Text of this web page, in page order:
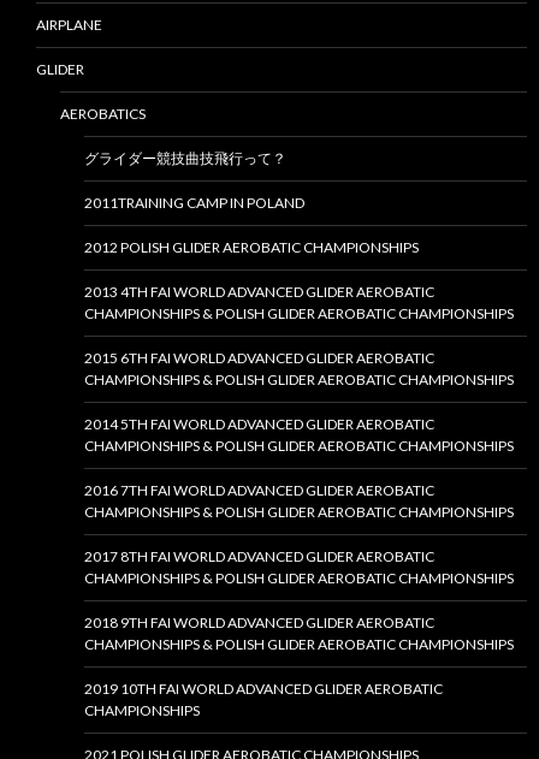
AIRPLANE
GLIDER
AEROBATICS
グライダー競技曲技飛行って？
2011TRAINING CAMP IN POLAND
2012 POLISH GLIDER AEROBATIC CHAMPIONSHIPS
2013 4TH FAI WORLD ADVANCED GLIDER AEROBATIC
CHAMPIONSHIPS & POLISH GLIDER AEROBATIC CHAMPIONSHIPS
2015 6TH FAI WORLD ADVANCED GLIDER AEROBATIC
CHAMPIONSHIPS & POLISH GLIDER AEROBATIC CHAMPIONSHIPS
2014 5TH FAI WORLD ADVANCED GLIDER AEROBATIC
CHAMPIONSHIPS & POLISH GLIDER AEROBATIC CHAMPIONSHIPS
2016 7TH FAI WORLD ADVANCED GLIDER AEROBATIC
CHAMPIONSHIPS & POLISH GLIDER AEROBATIC CHAMPIONSHIPS
2017 8TH FAI WORLD ADVANCED GLIDER AEROBATIC
CHAMPIONSHIPS & POLISH GLIDER AEROBATIC CHAMPIONSHIPS
2018 9TH FAI WORLD ADVANCED GLIDER AEROBATIC
CHAMPIONSHIPS & POLISH GLIDER AEROBATIC CHAMPIONSHIPS
2019 10TH FAI WORLD ADVANCED GLIDER AEROBATIC
CHAMPIONSHIPS
2021 POLISH GLIDER AEROBATIC CHAMPIONSHIPS